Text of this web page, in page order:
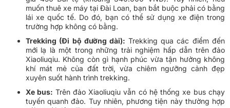
muốn thuê xe máy tại Đài Loan, bạn bắt buộc phải có bằng
lái xe quốc tế. Do đó, bạn có thể sử dụng xe điện trong
trường hợp không có bằng.
Trekking (Đi bộ đường dài): Trekking qua các điểm đến
mới lạ là một trong những trải nghiệm hấp dẫn trên đảo
Xiaoliuqiu. Không còn gì hạnh phúc vừa tận hưởng không
khí mát mẻ của đất trời, vừa chiêm ngưỡng cảnh đẹp
xuyên suốt hành trình trekking.
Xe bus: Trên đảo Xiaoliuqiu vẫn có hệ thống xe bus chạy
tuyến quanh đảo. Tuy nhiên, phương tiện này thường hợp